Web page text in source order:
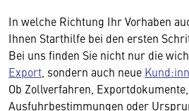
In welche Richtung Ihr Vorhaben
Ihnen Starthilfe bei den ersten
Bei uns finden Sie nicht nur die
Export , sondern auch neue
Ob Zollverfahren,
Ausfuhrbestimmungen oder